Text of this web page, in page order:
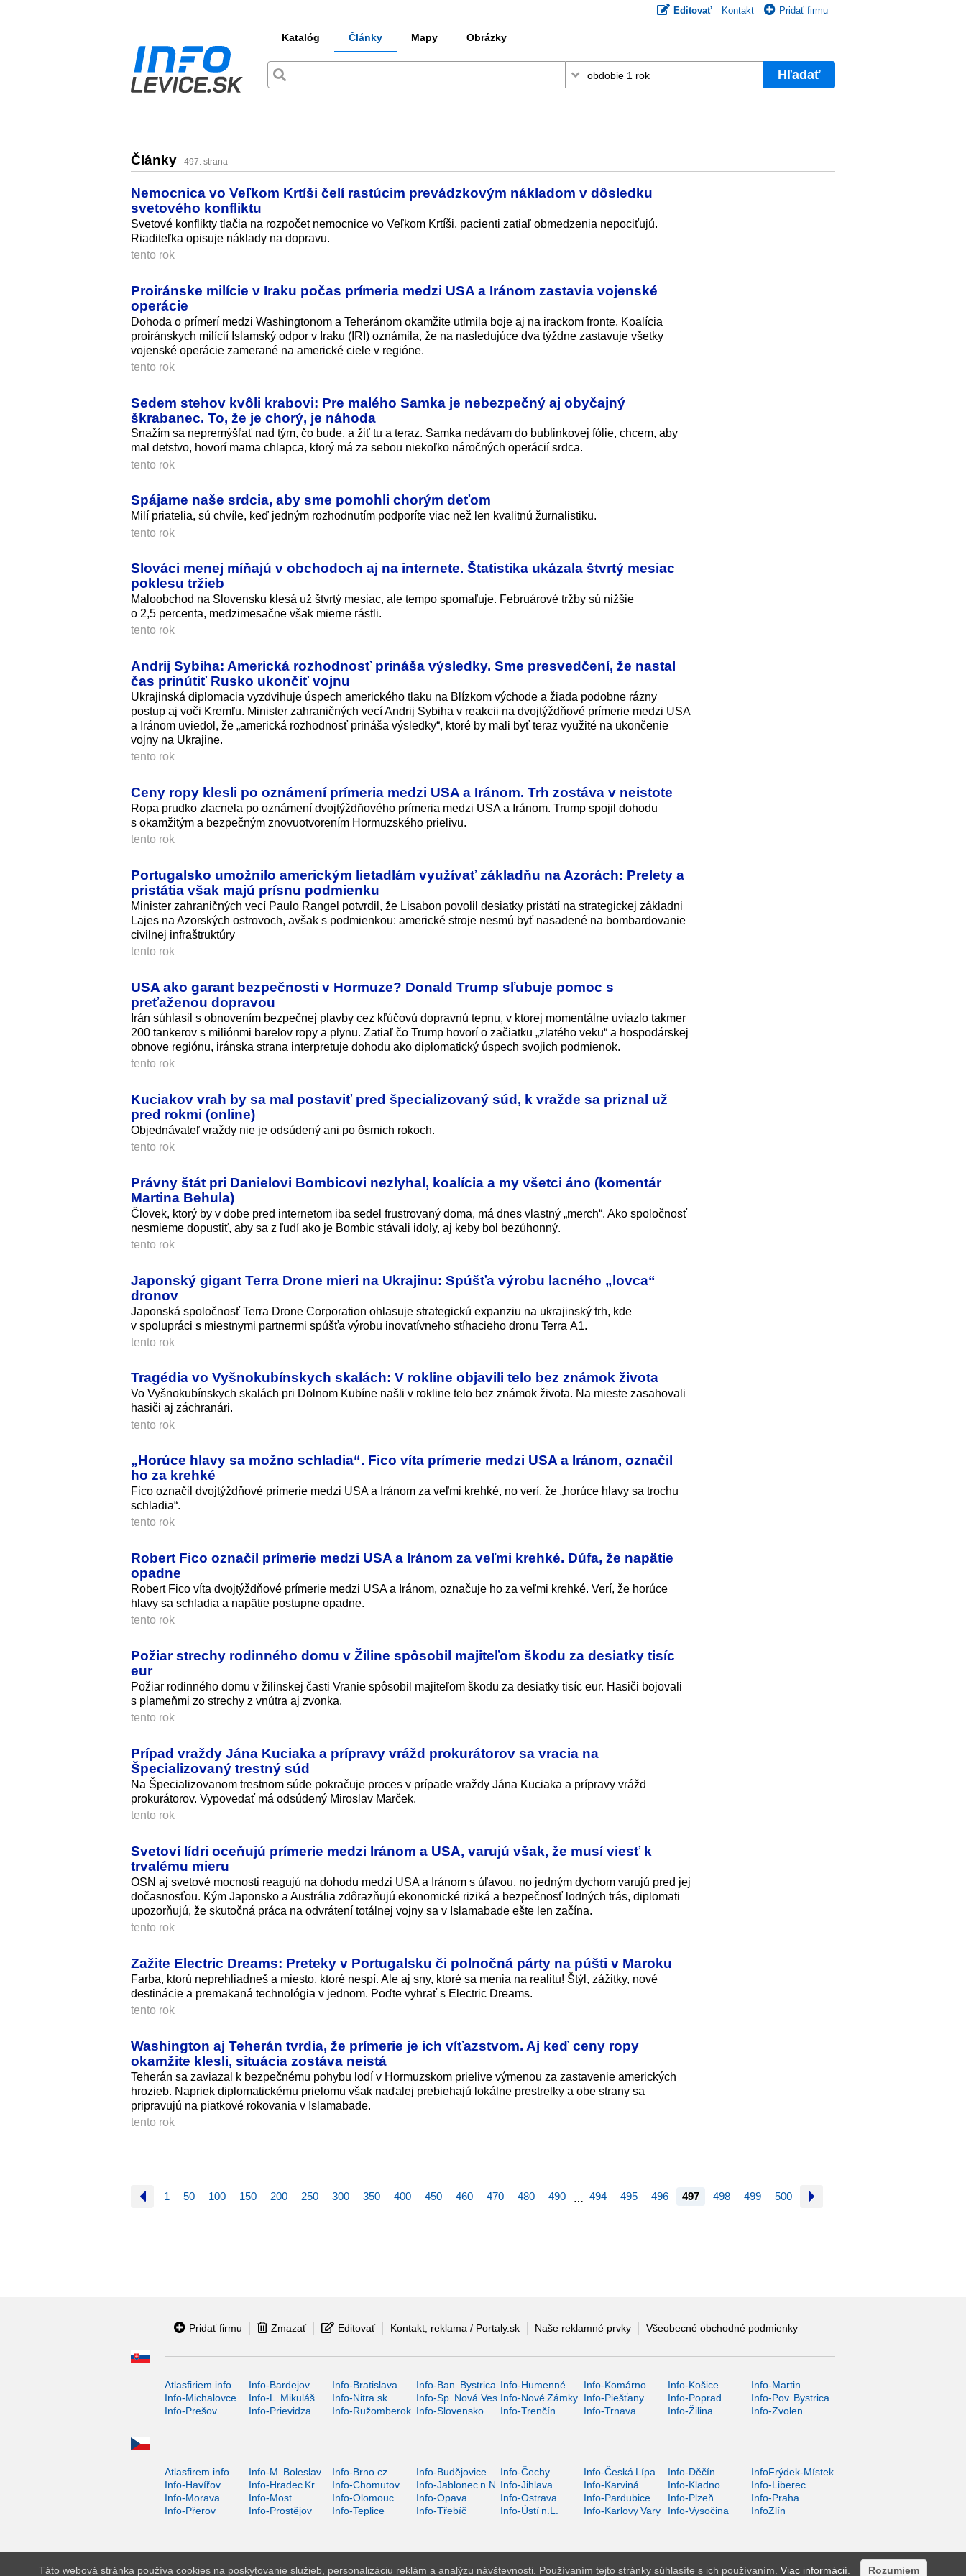
Editovať Kontakt Pridať firmu
Katalóg Články Mapy Obrázky
Hľadať
Články 497. strana
Nemocnica vo Veľkom Krtíši čelí rastúcim prevádzkovým nákladom v dôsledku
svetového konfliktu
Svetové konflikty tlačia na rozpočet nemocnice vo Veľkom Krtíši, pacienti zatiaľ obmedzenia nepociťujú.
Riaditeľka opisuje náklady na dopravu.
tento rok
Proiránske milície v Iraku počas prímeria medzi USA a Iránom zastavia vojenské
operácie
Dohoda o prímerí medzi Washingtonom a Teheránom okamžite utlmila boje aj na irackom fronte. Koalícia
proiránskych milícií Islamský odpor v Iraku (IRI) oznámila, že na nasledujúce dva týždne zastavuje všetky
vojenské operácie zamerané na americké ciele v regióne.
tento rok
Sedem stehov kvôli krabovi: Pre malého Samka je nebezpečný aj obyčajný
škrabanec. To, že je chorý, je náhoda
Snažím sa nepremýšľať nad tým, čo bude, a žiť tu a teraz. Samka nedávam do bublinkovej fólie, chcem, aby
mal detstvo, hovorí mama chlapca, ktorý má za sebou niekoľko náročných operácií srdca.
tento rok
Spájame naše srdcia, aby sme pomohli chorým deťom
Milí priatelia, sú chvíle, keď jedným rozhodnutím podporíte viac než len kvalitnú žurnalistiku.
tento rok
Slováci menej míňajú v obchodoch aj na internete. Štatistika ukázala štvrtý mesiac
poklesu tržieb
Maloobchod na Slovensku klesá už štvrtý mesiac, ale tempo spomaľuje. Februárové tržby sú nižšie
o 2,5 percenta, medzimesačne však mierne rástli.
tento rok
Andrij Sybiha: Americká rozhodnosť prináša výsledky. Sme presvedčení, že nastal
čas prinútiť Rusko ukončiť vojnu
Ukrajinská diplomacia vyzdvihuje úspech amerického tlaku na Blízkom východe a žiada podobne rázny
postup aj voči Kremľu. Minister zahraničných vecí Andrij Sybiha v reakcii na dvojtýždňové prímerie medzi USA
a Iránom uviedol, že „americká rozhodnosť prináša výsledky“, ktoré by mali byť teraz využité na ukončenie
vojny na Ukrajine.
tento rok
Ceny ropy klesli po oznámení prímeria medzi USA a Iránom. Trh zostáva v neistote
Ropa prudko zlacnela po oznámení dvojtýždňového prímeria medzi USA a Iránom. Trump spojil dohodu
s okamžitým a bezpečným znovuotvorením Hormuzského prielivu.
tento rok
Portugalsko umožnilo americkým lietadlám využívať základňu na Azorách: Prelety a
pristátia však majú prísnu podmienku
Minister zahraničných vecí Paulo Rangel potvrdil, že Lisabon povolil desiatky pristátí na strategickej základni
Lajes na Azorských ostrovoch, avšak s podmienkou: americké stroje nesmú byť nasadené na bombardovanie
civilnej infraštruktúry
tento rok
USA ako garant bezpečnosti v Hormuze? Donald Trump sľubuje pomoc s
preťaženou dopravou
Irán súhlasil s obnovením bezpečnej plavby cez kľúčovú dopravnú tepnu, v ktorej momentálne uviazlo takmer
200 tankerov s miliónmi barelov ropy a plynu. Zatiaľ čo Trump hovorí o začiatku „zlatého veku“ a hospodárskej
obnove regiónu, iránska strana interpretuje dohodu ako diplomatický úspech svojich podmienok.
tento rok
Kuciakov vrah by sa mal postaviť pred špecializovaný súd, k vražde sa priznal už
pred rokmi (online)
Objednávateľ vraždy nie je odsúdený ani po ôsmich rokoch.
tento rok
Právny štát pri Danielovi Bombicovi nezlyhal, koalícia a my všetci áno (komentár
Martina Behula)
Človek, ktorý by v dobe pred internetom iba sedel frustrovaný doma, má dnes vlastný „merch“. Ako spoločnosť
nesmieme dopustiť, aby sa z ľudí ako je Bombic stávali idoly, aj keby bol bezúhonný.
tento rok
Japonský gigant Terra Drone mieri na Ukrajinu: Spúšťa výrobu lacného „lovca“
dronov
Japonská spoločnosť Terra Drone Corporation ohlasuje strategickú expanziu na ukrajinský trh, kde
v spolupráci s miestnymi partnermi spúšťa výrobu inovatívneho stíhacieho dronu Terra A1.
tento rok
Tragédia vo Vyšnokubínskych skalách: V rokline objavili telo bez známok života
Vo Vyšnokubínskych skalách pri Dolnom Kubíne našli v rokline telo bez známok života. Na mieste zasahovali
hasiči aj záchranári.
tento rok
„Horúce hlavy sa možno schladia“. Fico víta prímerie medzi USA a Iránom, označil
ho za krehké
Fico označil dvojtýždňové prímerie medzi USA a Iránom za veľmi krehké, no verí, že „horúce hlavy sa trochu
schladia“.
tento rok
Robert Fico označil prímerie medzi USA a Iránom za veľmi krehké. Dúfa, že napätie
opadne
Robert Fico víta dvojtýždňové prímerie medzi USA a Iránom, označuje ho za veľmi krehké. Verí, že horúce
hlavy sa schladia a napätie postupne opadne.
tento rok
Požiar strechy rodinného domu v Žiline spôsobil majiteľom škodu za desiatky tisíc
eur
Požiar rodinného domu v žilinskej časti Vranie spôsobil majiteľom škodu za desiatky tisíc eur. Hasiči bojovali
s plameňmi zo strechy z vnútra aj zvonka.
tento rok
Prípad vraždy Jána Kuciaka a prípravy vrážd prokurátorov sa vracia na
Špecializovaný trestný súd
Na Špecializovanom trestnom súde pokračuje proces v prípade vraždy Jána Kuciaka a prípravy vrážd
prokurátorov. Vypovedať má odsúdený Miroslav Marček.
tento rok
Svetoví lídri oceňujú prímerie medzi Iránom a USA, varujú však, že musí viesť k
trvalému mieru
OSN aj svetové mocnosti reagujú na dohodu medzi USA a Iránom s úľavou, no jedným dychom varujú pred jej
dočasnosťou. Kým Japonsko a Austrália zdôrazňujú ekonomické riziká a bezpečnosť lodných trás, diplomati
upozorňujú, že skutočná práca na odvrátení totálnej vojny sa v Islamabade ešte len začína.
tento rok
Zažite Electric Dreams: Preteky v Portugalsku či polnočná párty na púšti v Maroku
Farba, ktorú neprehliadneš a miesto, ktoré nespí. Ale aj sny, ktoré sa menia na realitu! Štýl, zážitky, nové
destinácie a premakaná technológia v jednom. Poďte vyhrať s Electric Dreams.
tento rok
Washington aj Teherán tvrdia, že prímerie je ich víťazstvom. Aj keď ceny ropy
okamžite klesli, situácia zostáva neistá
Teherán sa zaviazal k bezpečnému pohybu lodí v Hormuzskom prielive výmenou za zastavenie amerických
hrozieb. Napriek diplomatickému prielomu však naďalej prebiehajú lokálne prestrelky a obe strany sa
pripravujú na piatkové rokovania v Islamabade.
tento rok
1 50 100 150 200 250 300 350 400 450 460 470 480 490 … 494 495 496 497 498 499 500
Pridať firmu Zmazať Editovať Kontakt, reklama / Portaly.sk Naše reklamné prvky Všeobecné obchodné podmienky
Atlasfiriem.info Info-Bardejov Info-Bratislava Info-Ban. Bystrica Info-Humenné Info-Komárno Info-Košice
Info-Martin
Info-Michalovce
Info-L. Mikuláš Info-Nitra.sk Info-Sp. Nová Ves Info-Nové Zámky Info-Piešťany Info-Poprad
Info-Pov. Bystrica
Info-Prešov
Info-Prievidza Info-Ružomberok Info-Slovensko Info-Trenčín Info-Trnava Info-Žilina Info-Zvolen
Atlasfirem.info Info-M. Boleslav Info-Brno.cz Info-Budějovice Info-Čechy Info-Česká Lípa Info-Děčín
InfoFrýdek-Místek
Info-Havířov
Info-Hradec Kr. Info-Chomutov Info-Jablonec n.N. Info-Jihlava Info-Karviná Info-Kladno
Info-Liberec
Info-Morava
Info-Most Info-Olomouc Info-Opava Info-Ostrava Info-Pardubice Info-Plzeň
Info-Praha
Info-Přerov
Info-Prostějov Info-Teplice Info-Třebíč Info-Ústí n.L. Info-Karlovy Vary Info-Vysočina InfoZlín
Táto webová stránka používa cookies na poskytovanie služieb, personalizáciu reklám a analýzu návštevnosti. Používaním tejto stránky súhlasíte s ich používaním. Viac informácií Rozumiem